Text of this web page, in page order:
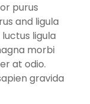
purus
and ligula
ligula
morbi
at odio.
gravida